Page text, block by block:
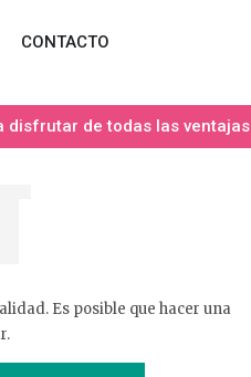
CONTACTO
disfrutar de todas las ventajas
Es posible que hacer una